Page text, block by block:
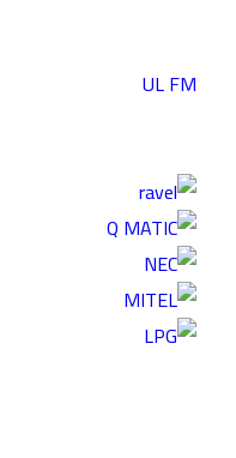
UL FM